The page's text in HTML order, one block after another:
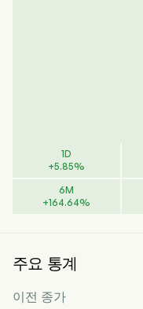
1D
+5.85%
6M
+164.64%
주요 통계
이전 종가